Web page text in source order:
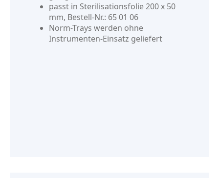
passt in Sterilisationsfolie 200 x 50
mm, Bestell-Nr.: 65 01 06
Norm-Trays werden ohne
Instrumenten-Einsatz geliefert